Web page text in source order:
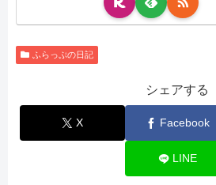
ふらっぷの日記
シェアする
X Facebook
LINE